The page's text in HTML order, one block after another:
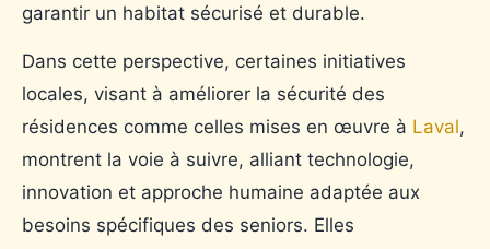
garantir un habitat sécurisé et durable.
Dans cette perspective, certaines initiatives
locales, visant à améliorer la sécurité des
résidences comme celles mises en œuvre à Laval,
montrent la voie à suivre, alliant technologie,
innovation et approche humaine adaptée aux
besoins spécifiques des seniors. Elles